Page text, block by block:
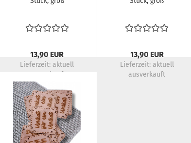
13,90 EUR
Lieferzeit:aktuell
ausverkauft
13,90 EUR
Lieferzeit: aktuell
ausverkauft